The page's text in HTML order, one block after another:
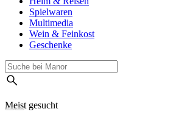
Spielwaren
Multimedia
Wein & Feinkost
Geschenke
Meist gesucht